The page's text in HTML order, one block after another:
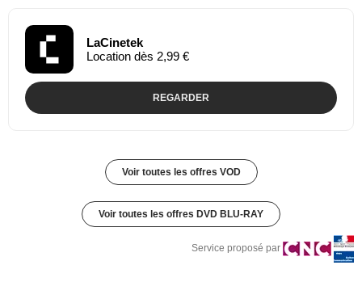
LaCinetek
Location dès 2,99 €
REGARDER
Voir toutes les offres VOD
Voir toutes les offres DVD BLU-RAY
Service proposé par